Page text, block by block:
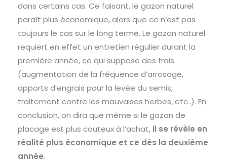
dans certains cas. Ce faisant, le gazon naturel
paraît plus économique, alors que ce n’est pas
toujours le cas sur le long terme. Le gazon naturel
requiert en effet un entretien régulier durant la
première année, ce qui suppose des frais
(augmentation de la fréquence d’arrosage,
apports d’engrais pour la levée du semis,
traitement contre les mauvaises herbes, etc..). En
conclusion, on dira que même si le gazon de
placage est plus couteux à l’achat, il se révèle en
réalité plus économique et ce dès la deuxième
année.